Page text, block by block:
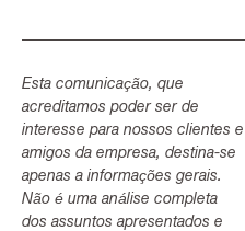
Esta comunicação, que
acreditamos poder ser de
interesse para nossos clientes e
amigos da empresa, destina-se
apenas a informações gerais.
Não é uma análise completa
dos assuntos apresentados e